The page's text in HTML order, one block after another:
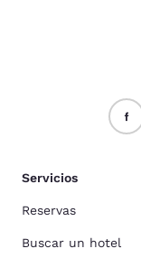
Servicios
Reservas
Buscar un hotel